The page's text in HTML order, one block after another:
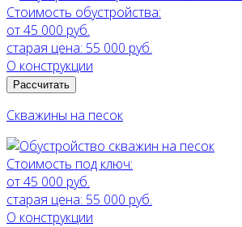
Стоимость обустройства:
от 45 000 руб.
старая цена: 55 000 руб.
О конструкции
Рассчитать
Скважины на песок
Стоимость под ключ:
от 45 000 руб.
старая цена: 55 000 руб.
О конструкции